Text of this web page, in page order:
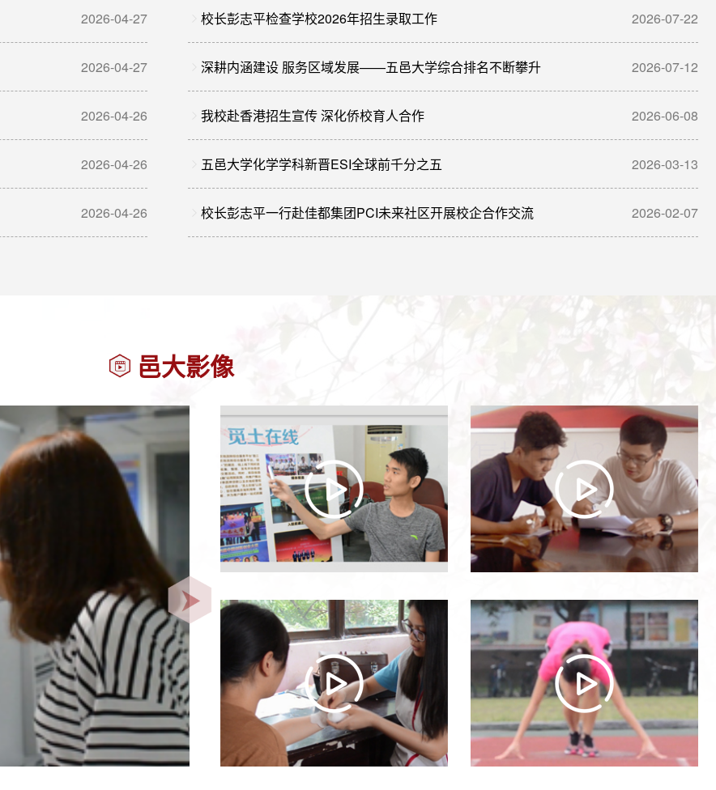
2026-04-27
2026-04-27
2026-04-26
2026-04-26
2026-04-26
校长彭志平检查学校2026年招生录取工作 2026-07-22
深耕内涵建设 服务区域发展——五邑大学综合排名不断攀升 2026-07-12
我校赴香港招生宣传 深化侨校育人合作 2026-06-08
五邑大学化学学科新晋ESI全球前千分之五 2026-03-13
校长彭志平一行赴佳都集团PCI未来社区开展校企合作交流 2026-02-07
邑大影像